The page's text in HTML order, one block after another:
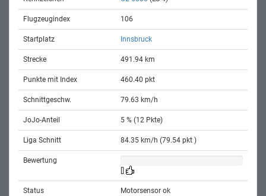
Flugzeugindex 106
Startplatz Innsbruck
Strecke 491.94 km
Punkte mit Index 460.40 pkt
Schnittgeschw. 79.63 km/h
JoJo-Anteil 5 % (12 Pkte)
Liga Schnitt 84.35 km/h (79.54 pkt )
Bewertung
Status
Motorsensor ok